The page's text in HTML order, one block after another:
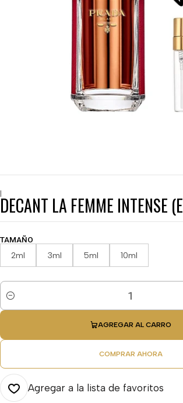
|
DECANT LA FEMME INTENSE
TAMAÑO
2ml 3ml 5ml 10ml
Cantidad
AGREGAR AL CARRO
COMPRAR AHORA
Agregar a la lista de favoritos